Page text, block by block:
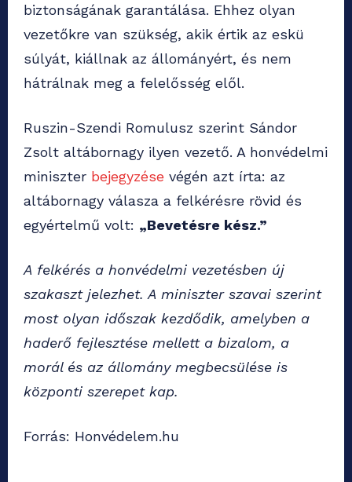
biztonságának garantálása. Ehhez olyan
vezetőkre van szükség, akik értik az eskü
súlyát, kiállnak az állományért, és nem
hátrálnak meg a felelősség elől.
Ruszin-Szendi Romulusz szerint Sándor
Zsolt altábornagy ilyen vezető. A honvédelmi
miniszter bejegyzése végén azt írta: az
altábornagy válasza a felkérésre rövid és
egyértelmű volt: „Bevetésre kész.”
A felkérés a honvédelmi vezetésben új
szakaszt jelezhet. A miniszter szavai szerint
most olyan időszak kezdődik, amelyben a
haderő fejlesztése mellett a bizalom, a
morál és az állomány megbecsülése is
központi szerepet kap.
Forrás: Honvédelem.hu